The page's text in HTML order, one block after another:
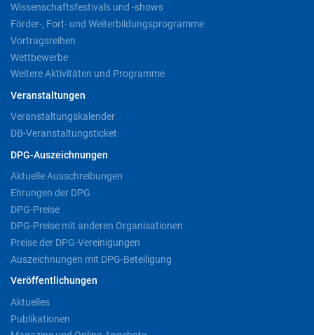
Wissenschaftsfestivals und -shows
Förder-, Fort- und Weiterbildungsprogramme
Vortragsreihen
Wettbewerbe
Weitere Aktivitäten und Programme
Veranstaltungen
Veranstaltungskalender
DB-Veranstaltungsticket
DPG-Auszeichnungen
Aktuelle Ausschreibungen
Ehrungen der DPG
DPG-Preise
DPG-Preise mit anderen Organisationen
Preise der DPG-Vereinigungen
Auszeichnungen mit DPG-Beteiligung
Veröffentlichungen
Aktuelles
Publikationen